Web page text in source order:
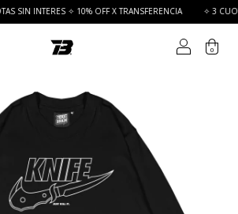
INTERES ✧ 10% OFF X TRANSFERENCIA ✧ 3
0